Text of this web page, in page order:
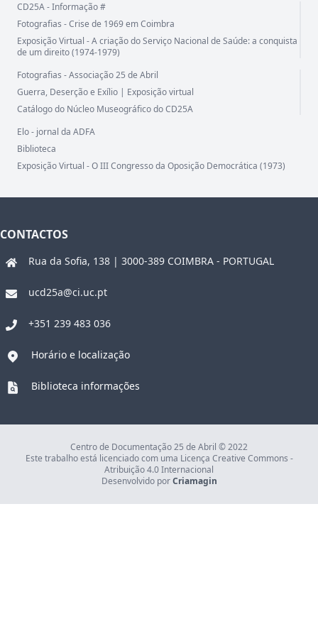
CD25A - Informação #
Fotografias - Crise de 1969 em Coimbra
Exposição Virtual - A criação do Serviço Nacional de Saúde: a conquista
de um direito (1974-1979)
Fotografias - Associação 25 de Abril
Guerra, Deserção e Exílio | Exposição virtual
Catálogo do Núcleo Museográfico do CD25A
Elo - jornal da ADFA
Biblioteca
Exposição Virtual - O III Congresso da Oposição Democrática (1973)
CONTACTOS
Rua da Sofia, 138 | 3000-389 COIMBRA - PORTUGAL
ucd25a@ci.uc.pt
+351 239 483 036
Horário e localização
Biblioteca informações
Centro de Documentação 25 de Abril © 2022
Este trabalho está licenciado com uma Licença Creative Commons -
Atribuição 4.0 Internacional
Desenvolvido por Criamagin